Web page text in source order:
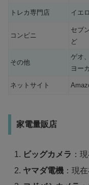
トレカ専門店 イエ
コンビニ
セブ
ど
その他
ゲオ
ヨー
ネットサイト
家電量販店
ビッグカメラ ：
ヤマダ電機 ：現